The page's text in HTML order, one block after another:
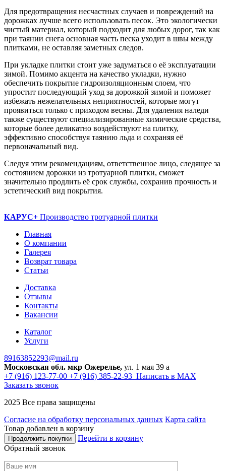
Для предотвращения несчастных случаев и повреждений на
дорожках лучше всего использовать песок. Это экологически
чистый материал, который подходит для любых дорог, так как
при таянии снега основная часть песка уходит в швы между
плитками, не оставляя заметных следов.
При укладке плитки стоит уже задуматься о её эксплуатации
зимой. Помимо акцента на качество укладки, нужно
обеспечить покрытие гидроизоляционным слоем, что
упростит последующий уход за дорожкой зимой и поможет
избежать нежелательных неприятностей, которые могут
проявиться только с приходом весны. Для удаления наледи
также существуют специализированные химические средства,
которые более деликатно воздействуют на плитку,
эффективно способствуя таянию льда и сохраняя её
первоначальный вид.
Следуя этим рекомендациям, ответственное лицо, следящее за
состоянием дорожки из тротуарной плитки, сможет
значительно продлить её срок службы, сохранив прочность и
эстетический вид покрытия.
КАРУС+ Производство тротуарной плитки
Главная
О компании
Галерея
Возврат товара
Статьи
Доставка
Отзывы
Контакты
Вакансии
Каталог
Услуги
89163852293@mail.ru
Московская обл. мкр Ожерелье, ул. 1 мая 39 а
+7 (916) 123-77-00 +7 (916) 385-22-93 Написать в MAX
Заказать звонок
2025 Все права защищены
Согласие на обработку персональных данных Карта сайта
Товар добавлен в корзину
Продолжить покупки
Перейти в корзину
Обратный звонок